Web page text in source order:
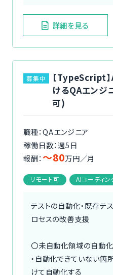
詳細を見る
募集中
【TypeScript
けるQAエンジ
可)
職種：QAエンジニア
稼働日数：週5日
報酬： 〜80万円／月
リモート可 AIコーディ
テストの自動化・既存テ
ロセスの改善支援
〇未自動化領域の自動化
・自動化できていない箇
けて自動化する